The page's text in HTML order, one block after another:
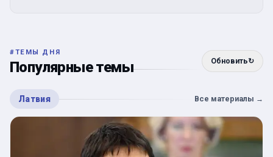
#ТЕМЫ ДНЯ
Популярные темы Обновить↻
Латвия Все материалы →